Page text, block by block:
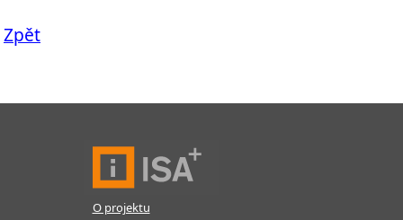
Zpět
O projektu